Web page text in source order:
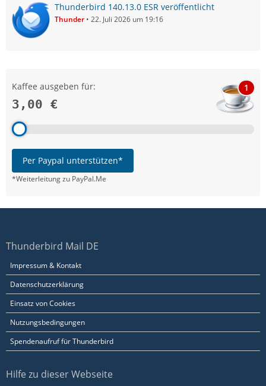
Thunderbird 140.13.0 ESR veröffentlicht
Thunder 22. Juli 2026 um 19:16
Kaffee ausgeben für:
3,00 €
1
Per Paypal unterstützen*
*Weiterleitung zu PayPal.Me
Thunderbird Mail DE
Impressum & Kontakt
Datenschutzerklärung
Einsatz von Cookies
Nutzungsbedingungen
Spendenaufruf für Thunderbird
Hilfe zu dieser Webseite